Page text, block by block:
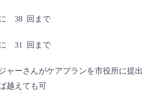
38 回まで
31 回まで
ーさんがケアプランを市役所に提出
越えても可